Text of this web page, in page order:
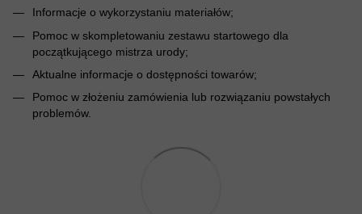
Informacje o wykorzystaniu materiałów;
Pomoc w skompletowaniu zestawu startowego dla
początkującego mistrza urody;
Aktualne informacje o dostępności towarów;
Pomoc w złożeniu zamówienia lub rozwiązaniu powstałych
problemów.